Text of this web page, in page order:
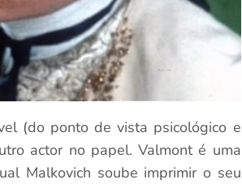
(do ponto de vista psicológico e
actor no papel. Valmont é uma
Malkovich soube imprimir o seu